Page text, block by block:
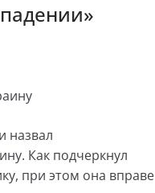
назвал
Как подчеркнул
при этом она вправе